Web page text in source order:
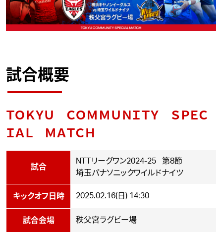
試合概要
ＴＯＫＹＵ ＣＯＭＭＵＮＩＴＹ ＳＰＥＣ
ＩＡＬ ＭＡＴＣＨ
試合
NTTリーグワン2024-25 第8節
埼玉パナソニックワイルドナイツ
キックオフ日時 2025.02.16(日) 14:30
試合会場 秩父宮ラグビー場